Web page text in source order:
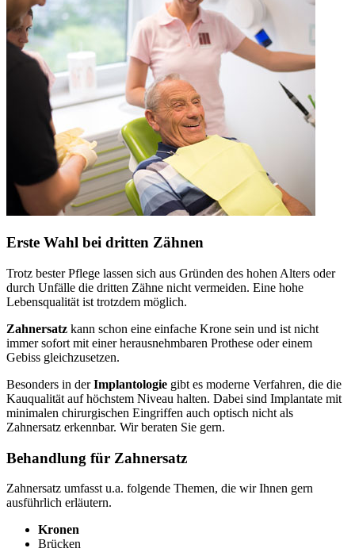
Erste Wahl bei dritten Zähnen
Trotz bester Pflege lassen sich aus Gründen des hohen Alters oder
durch Unfälle die dritten Zähne nicht vermeiden. Eine hohe
Lebensqualität ist trotzdem möglich.
Zahnersatz kann schon eine einfache Krone sein und ist nicht
immer sofort mit einer herausnehmbaren Prothese oder einem
Gebiss gleichzusetzen.
Besonders in derImplantologie gibt es moderne Verfahren, die die
Kauqualität auf höchstem Niveau halten. Dabei sind Implantate mit
minimalen chirurgischen Eingriffen auch optisch nicht als
Zahnersatz erkennbar. Wir beraten Sie gern.
Behandlung für Zahnersatz
Zahnersatz umfasst u.a. folgende Themen, die wir Ihnen gern
ausführlich erläutern.
Kronen
Brücken